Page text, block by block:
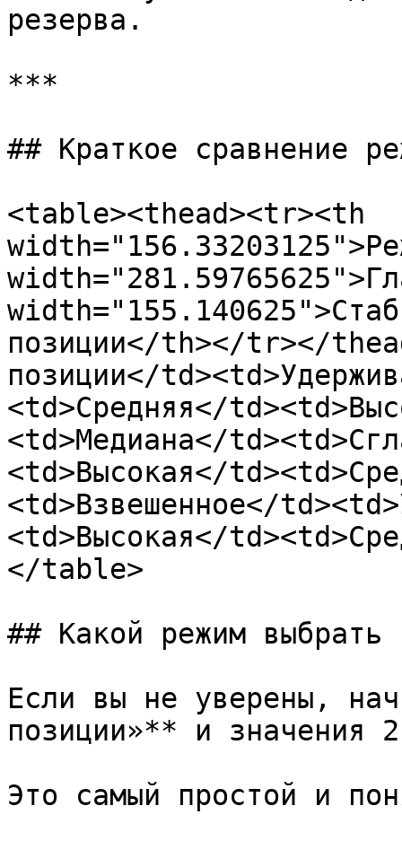
резерва.
***
## Краткое сравнение
<table><thead><tr><th
позиции</th></tr></
позиции</
<td>Средняя</
<td>Медиана</
<td>Высокая</
<td>Взвешенное</
<td>Высокая</
</table>
## Какой режим выбрать
Если вы не уверены,
позиции»** и значения
Это самый простой и